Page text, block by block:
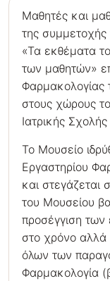
Μαθητές και
της συμμετοχής
«Τα εκθέματα
των μαθητών»
Φαρμακολογίας
στους χώρους
Ιατρικής
Το Μουσείο
Εργαστηρίου
και στεγάζεται
του Μουσείου
προσέγγιση των
στο χρόνο αλλά
όλων των
Φαρμακολογία